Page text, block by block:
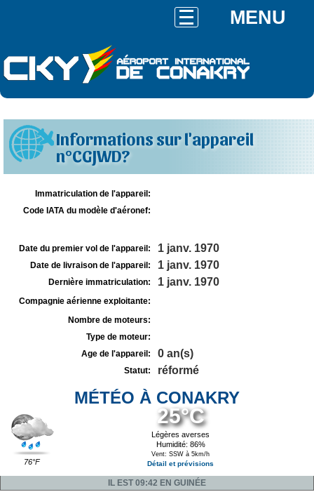
MENU
Informations sur l'appareil
n°CGJWD?
Immatriculation de l'appareil:
Code IATA du modèle d'aéronef:
Date du premier vol de l'appareil: 1 janv. 1970
Date de livraison de l'appareil: 1 janv. 1970
Dernière immatriculation: 1 janv. 1970
Compagnie aérienne exploitante:
Nombre de moteurs:
Type de moteur:
Age de l'appareil:
0 an(s)
Statut: réformé
MÉTÉO À CONAKRY
76°F
25°C
Légères averses
Humidité: 86%
Vent: SSW à 5km/h
Détail et prévisions
IL EST 09:42 EN GUINÉE